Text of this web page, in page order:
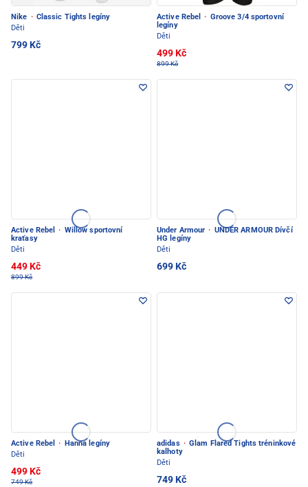
Nike · Classic Tights legíny
Děti
799 Kč
Active Rebel · Groove 3/4 sportovní
legíny
Děti
499 Kč
899 Kč
Active Rebel · Willow sportovní
kraťasy
Děti
449 Kč
899 Kč
Under Armour · UNDER ARMOUR Dívčí
HG legíny
Děti
699 Kč
Active Rebel ·
Hanna legíny
Děti
499 Kč
749 Kč
adidas · Glam Flared Tights tréninkové
kalhoty
Děti
749 Kč